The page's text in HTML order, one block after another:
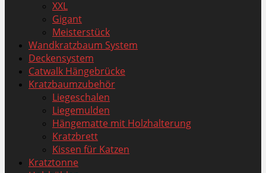
XXL
Gigant
Meisterstück
Wandkratzbaum System
Deckensystem
Catwalk Hängebrücke
Kratzbaumzubehör
Liegeschalen
Liegemulden
Hängematte mit Holzhalterung
Kratzbrett
Kissen für Katzen
Kratztonne